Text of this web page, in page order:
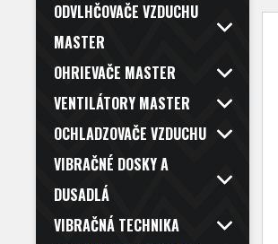
ODVLHČOVAČE VZDUCHU
MASTER
OHRIEVAČE MASTER
VENTILÁTORY MASTER
OCHLADZOVAČE VZDUCHU
VIBRAČNÉ DOSKY A
DUSADLÁ
VIBRAČNÁ TECHNIKA